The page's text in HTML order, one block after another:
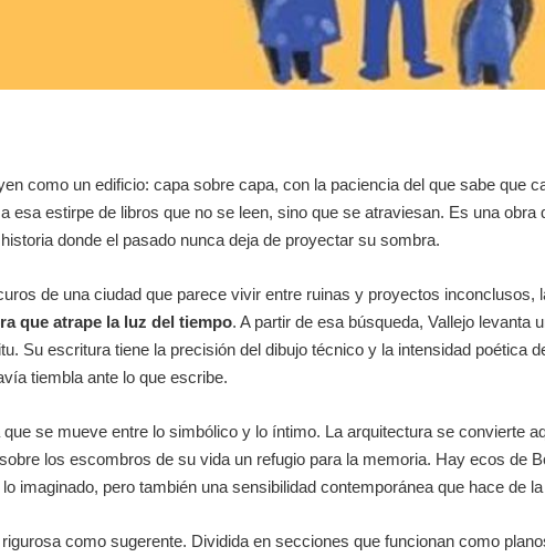
como un edificio: capa sobre capa, con la paciencia del que sabe que
esa estirpe de libros que no se leen, sino que se atraviesan. Es una
donde el pasado nunca deja de proyectar su sombra.
de una ciudad que parece vivir entre ruinas y proyectos inconclusos,
que atrape la luz del tiempo. A partir de esa búsqueda, Vallejo
Su escritura tiene la precisión del dibujo técnico y la intensidad poética
tiembla ante lo que escribe.
se mueve entre lo simbólico y lo íntimo. La arquitectura se convierte
los escombros de su vida un refugio para la memoria. Hay ecos de
imaginado, pero también una sensibilidad contemporánea que hace de
como sugerente. Dividida en secciones que funcionan como